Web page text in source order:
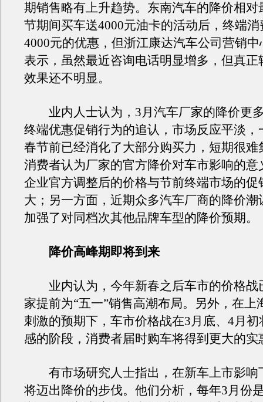
期销售略有上升趋势。东南汽车的降价相对
节期间买车送4000元油卡的活动后，终端
4000元的优惠，但浙江康达汽车公司营销
表示，虽然最近咨询电话明显增多，但真正
效果还不明显。
业内人士认为，3月汽车厂家的降价更
终端优惠促销行为的追认，市场反应平淡，
春节前已经消化了大部分购买力，短期很难
消费者认为厂家的官方降价对车市影响的意
企业官方调整后的价格与节前终端市场的促
大；另一方面，近期众多汽车厂商的降价潮
加强了对同档次其他品牌车型的降价预期。
降价高峰期即将到来
业内认为，今年新春之后车市的价格战
家提前为“五一”销售高潮布局。另外，在上
刺激的预期下，车市价格战在3月底、4月
感的阶段，消费者届时购车将得到更大的实
有市场研究人士指出，在新车上市影响
将迈出降价的步伐。他们分析，每年3月份